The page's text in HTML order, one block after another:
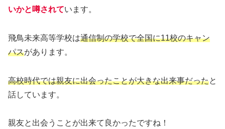
いかと噂されています。
飛鳥未来高等学校は通信制の学校で全国に11校のキャン
パスがあります。
高校時代では親友に出会ったことが大きな出来事だったと
話しています。
親友と出会うことが出来て良かったですね！